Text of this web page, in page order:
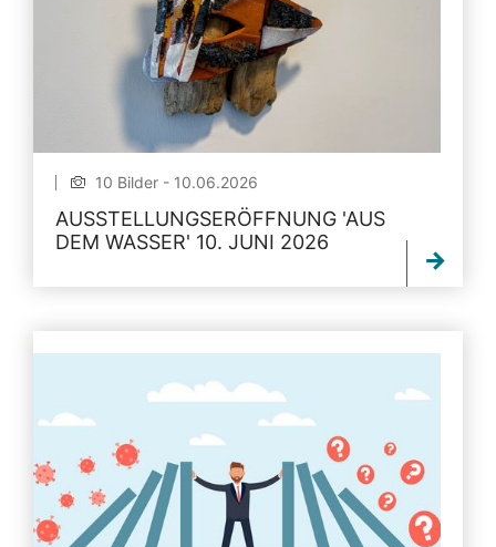
10 Bilder - 10.06.2026
AUSSTELLUNGSERÖFFNUNG 'AUS
DEM WASSER' 10. JUNI 2026